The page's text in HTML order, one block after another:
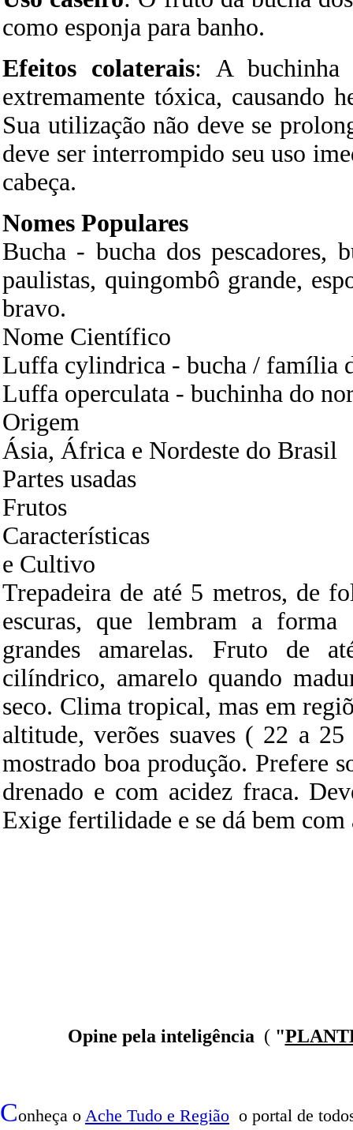
como esponja para banho.
Efeitos colaterais: A buchinha
extremamente tóxica, causando
Sua utilização não deve se
deve ser interrompido seu uso
cabeça.
Nomes Populares
Bucha - bucha dos pescadores,
paulistas, quingombô grande,
bravo.
Nome Científico
Luffa cylindrica - bucha / família
Luffa operculata - buchinha do
Origem
Ásia, África e Nordeste do Brasil
Partes usadas
Frutos
Características
e Cultivo
Trepadeira de até 5 metros, de
escuras, que lembram a
grandes amarelas. Fruto de
cilíndrico, amarelo quando
seco. Clima tropical, mas em
altitude, verões suaves ( 22 a
mostrado boa produção. Prefere
drenado e com acidez fraca.
Exige fertilidade e se dá bem com
Opine pela inteligência ( "
Conheça o Ache Tudo e Região o portal de